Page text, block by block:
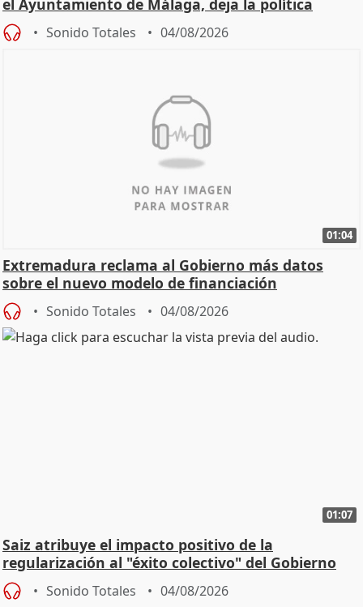
Sonido Totales 04/08/2026
01:04
Extremadura reclama al Gobierno más datos
sobre el nuevo modelo de financiación
Sonido Totales 04/08/2026
01:07
Saiz atribuye el impacto positivo de la
regularización al "éxito colectivo" del Gobierno
Sonido Totales 04/08/2026